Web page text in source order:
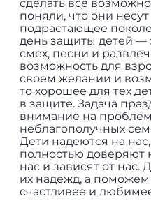
сделать все
поняли, что они несут
подрастающее
день защиты детей —
смех, песни и
возможность для
своем желании и
то хорошее для тех
в защите. Задача
внимание на
неблагополучных
Дети надеются на
полностью доверяют
нас и зависят от нас.
их надежд, а
счастливее и